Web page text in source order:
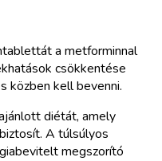
a metforminnal
csökkentése
közben kell bevenni.
diétát, amely
A túlsúlyos
megszorító